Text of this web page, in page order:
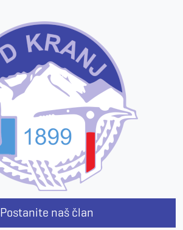
Postanite naš član